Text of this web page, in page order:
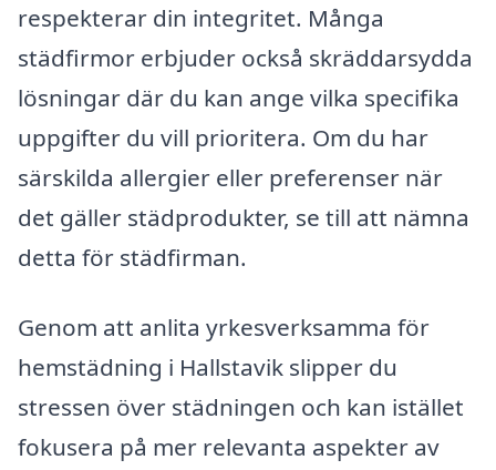
respekterar din integritet. Många
städfirmor erbjuder också skräddarsydda
lösningar där du kan ange vilka specifika
uppgifter du vill prioritera. Om du har
särskilda allergier eller preferenser när
det gäller städprodukter, se till att nämna
detta för städfirman.
Genom att anlita yrkesverksamma för
hemstädning i Hallstavik slipper du
stressen över städningen och kan istället
fokusera på mer relevanta aspekter av